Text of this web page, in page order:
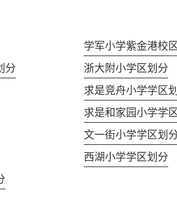
学军小学紫金港校
分
浙大附小学区划分
求是竞舟小学学区
求是和家园小学学
文一街小学学区划
西湖小学学区划分